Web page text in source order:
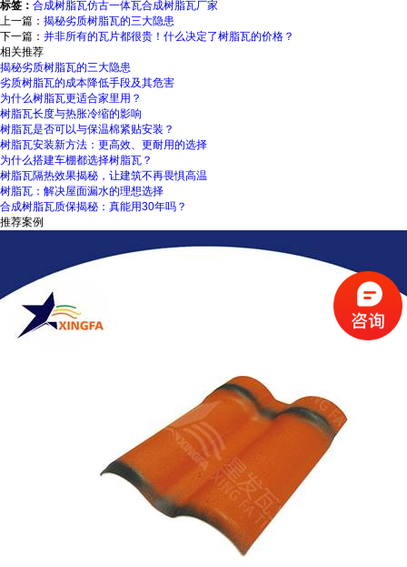
标签： 合成树脂瓦仿古一体瓦合成树脂瓦厂家
上一篇： 揭秘劣质树脂瓦的三大隐患
下一篇： 并非所有的瓦片都很贵！什么决定了树脂瓦的价格？
相关推荐
揭秘劣质树脂瓦的三大隐患
劣质树脂瓦的成本降低手段及其危害
为什么树脂瓦更适合家里用？
树脂瓦长度与热胀冷缩的影响
树脂瓦是否可以与保温棉紧贴安装？
树脂瓦安装新方法：更高效、更耐用的选择
为什么搭建车棚都选择树脂瓦？
树脂瓦隔热效果揭秘，让建筑不再畏惧高温
树脂瓦：解决屋面漏水的理想选择
合成树脂瓦质保揭秘：真能用30年吗？
推荐案例